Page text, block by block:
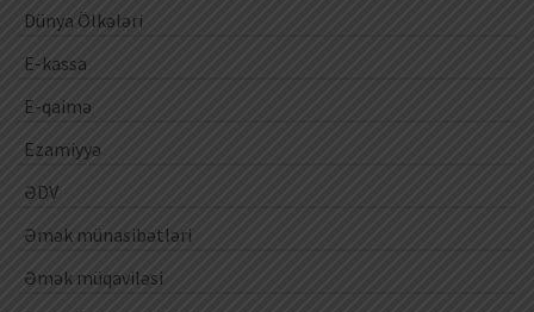
Dünya Ölkələri
E-kassa
E-qaimə
Ezamiyyə
ƏDV
Əmək münasibətləri
Əmək müqaviləsi